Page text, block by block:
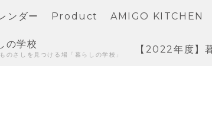
ンダー Product AMIGO KITCHEN
の学校
のさしを見つける場「暮らしの学校」 【2022年度】